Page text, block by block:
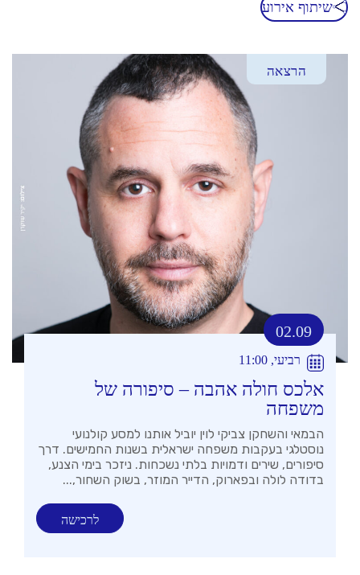
שיתוף אירוע
הרצאה
02.09
רביעי, 11:00
אלכס חולה אהבה – סיפורה של
משפחה
הבמאי והשחקן צביקי לוין יוביל אותנו למסע קולנועי
נוסטלגי בעקבות משפחה ישראלית בשנות החמישים. דרך
סיפורים, שירים ודמויות בלתי נשכחות. ניזכר בימי הצנע,
בדודה לולה ובפארוק, הדייר המוזר, בשוק השחור,...
לרכישה